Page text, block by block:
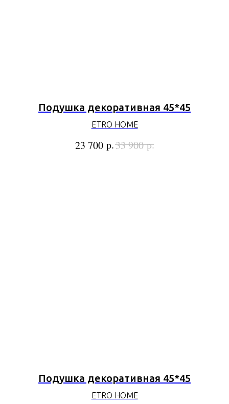
Подушка декоративная 45*45
ETRO HOME
23 700 р.33 900 р.
Подушка декоративная 45*45
ETRO HOME